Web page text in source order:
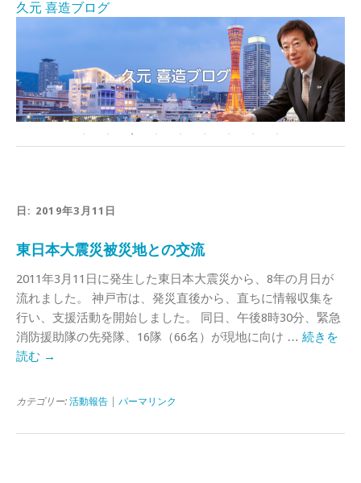
久元 喜造ブログ
日: 2019年3月11日
東日本大震災被災地との交流
2011年3月11日に発生した東日本大震災から、8年の月日が
流れました。 神戸市は、発災直後から、直ちに情報収集を
行い、支援活動を開始しました。 同日、午後8時30分、緊急
消防援助隊の先発隊、16隊（66名）が現地に向け … 続きを
読む →
カテゴリー: 活動報告 パーマリンク